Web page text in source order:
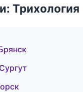
Трихология